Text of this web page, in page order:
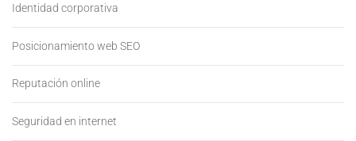
Identidad corporativa
Posicionamiento web SEO
Reputación online
Seguridad en internet